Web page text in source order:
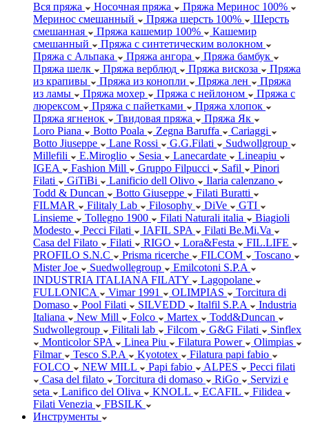
Вся пряжа Носочная пряжа
Пряжа Меринос 100%
Меринос смешанный
Пряжа шерсть 100%
Шерсть
смешанная
Пряжа кашемир 100%
Кашемир
смешанный
Пряжа с синтетическим волокном
Пряжа с Альпака
Пряжа ангора
Пряжа бамбук
Пряжа шелк
Пряжа верблюд Пряжа вискоза
Пряжа
из крапивы
Пряжа из конопли Пряжа лен
Пряжа
из ламы
Пряжа мохер Пряжа с нейлоном
Пряжа с
люрексом
Пряжа с пайетками
Пряжа хлопок
Пряжа ягненок
Твидовая пряжа
Пряжа Як
Loro Piana
Botto Poala Zegna Baruffa
Cariaggi
Botto Jiuseppe
Lane Rossi G.G.Filati
Sudwollgroup
Millefili
E.Miroglio Sesia Lanecardate
Lineapiu
IGEA
Fashion Mill Gruppo Filpucci Safil
Pinori
Filati
GiTiBi Lanificio dell Olivo
Ilaria calenzano
Todd & Duncan
Botto Giuseppe
Filati Buratti
FILMAR
Filitaly Lab Filosophy DiVe
GTI
Linsieme
Tollegno 1900 Filati Naturali italia
Biagioli
Modesto
Pecci Filati IAFIL SPA
Filati Be.Mi.Va
Casa del Filato
Filati RIGO Lora&Festa
FIL.LIFE
PROFILO S.N.C
Prisma ricerche FILCOM
Toscano
Mister Joe
Suedwollegroup
Emilcotoni S.P.A
INDUSTRIA ITALIANA FILATY
Lagopolane
FULLONICA
Vimar 1991 OLIMPIAS
Torcitura di
Domaso
Pool Filati SILVEDD Italfil S.P.A
Industria
Italiana
New Mill Folco Martex
Todd&Duncan
Sudwollegroup
Filitali lab Filcom G&G Filati
Sinflex
Monticolor SPA
Linea Piu Filatura Power
Olimpias
Filmar
Tesco S.P.A Kyototex
Filatura papi fabio
FOLCO
NEW MILL Papi fabio ALPES
Pecci filati
Casa del filato
Torcitura di domaso RiGo
Servizi e
seta
Lanifico del Oliva KNOLL ECAFIL
Filidea
Filati Venezia
FBSILK
Инструменты